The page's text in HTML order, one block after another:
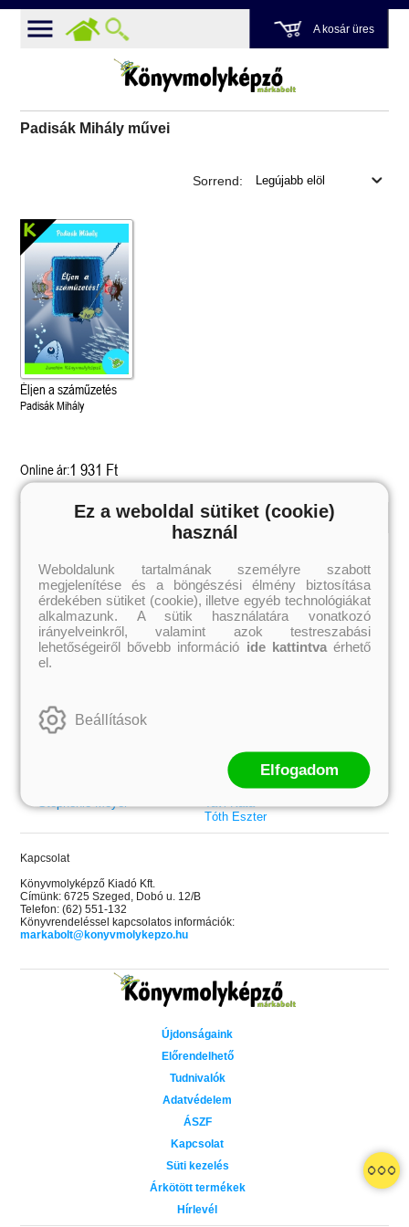
A kosár üres
Padisák Mihály művei
Grace and Glory - Kegyelem és
Különleges éldekorált kiadás!
Bad Girl Reputation
Sorrend:
Éljen a száműzetés
Padisák Mihály
Online ár:1 931 Ft
Külföldiek
Brigid Kemmerer
Cassandra Clare
Colleen Hoover
Elle Kennedy
Erin Watt
Holly Webb
Jeff Kinney
Leigh Bardugo
Maggie Stiefvater
Penelope Ward
Stephenie Meyer
Magyarok
Ashley Carrigan
Benina
Bessenyei Gábor
Bodor Attila
Böszörményi Gyula
Cselenyák Imre
Rácz-Stefán Tibor
Róbert Katalin
Spirit Bliss
Szélesi Sándor
Tavi Kata
Tóth Eszter
Kapcsolat
Könyvmolyképző Kiadó Kft.
Címünk: 6725 Szeged, Dobó u. 12/B
Telefon: (62) 551-132
Könyvrendeléssel kapcsolatos információk:
markabolt@konyvmolykepzo.hu
Újdonságaink
Előrendelhető
Tudnivalók
Adatvédelem
ÁSZF
Kapcsolat
Süti kezelés
Árkötött termékek
Hírlevél
Ez a weboldal sütiket (cookie)
használ
Weboldalunk tartalmának személyre szabott
megjelenítése és a böngészési élmény biztosítása
érdekében sütiket (cookie), illetve egyéb technológiákat
alkalmazunk. A sütik használatára vonatkozó
irányelveinkről, valamint azok testreszabási
lehetőségeiről bővebb információ ide kattintvaérhető
el.
Beállítások
Elfogadom